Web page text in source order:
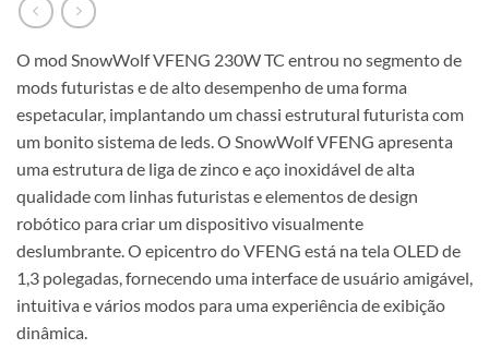
O mod SnowWolf VFENG 230W TC entrou no segmento de
mods futuristas e de alto desempenho de uma forma
espetacular, implantando um chassi estrutural futurista com
um bonito sistema de leds. O SnowWolf VFENG apresenta
uma estrutura de liga de zinco e aço inoxidável de alta
qualidade com linhas futuristas e elementos de design
robótico para criar um dispositivo visualmente
deslumbrante. O epicentro do VFENG está na tela OLED de
1,3 polegadas, fornecendo uma interface de usuário amigável,
intuitiva e vários modos para uma experiência de exibição
dinâmica.